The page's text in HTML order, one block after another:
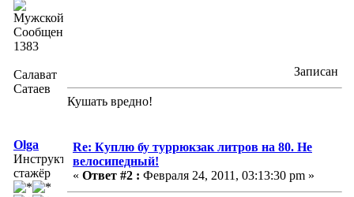
Сообщений:
1383
Салават
Сатаев
Записан
Кушать вредно!
Olga
Инструктор-
стажёр
Re: Куплю бу туррюкзак литров на 80. Не
велосипедный!
« Ответ #2 : Февраля 24, 2011, 03:13:30 pm »